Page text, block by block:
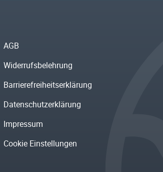
AGB
Widerrufsbelehrung
Barrierefreiheitserklärung
Datenschutzerklärung
Impressum
Cookie Einstellungen